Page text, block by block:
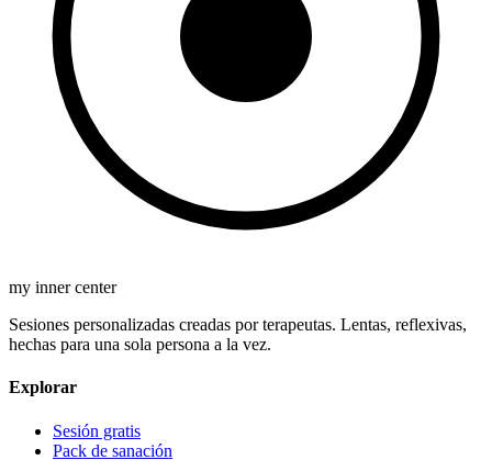
my inner center
Sesiones personalizadas creadas por terapeutas. Lentas, reflexivas,
hechas para una sola persona a la vez.
Explorar
Sesión gratis
Pack de sanación